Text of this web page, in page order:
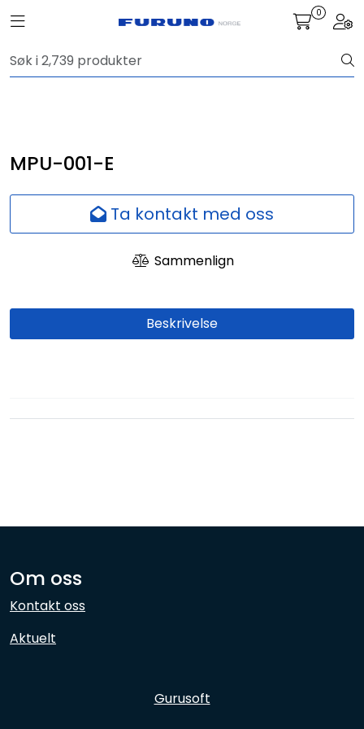
Toggle navigation 0
MPU-001-E
Ta kontakt med oss
Sammenlign
Beskrivelse
Om oss
Kontakt oss
Aktuelt
Gurusoft
Navigasjon
Fiskeleting
Survey
Skjermer
Ansatte